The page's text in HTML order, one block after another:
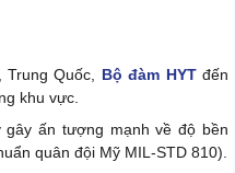
Quốc, Bộ đàm HYTđến
khu vực.
ấn tượng mạnh về độ bền
quân đội Mỹ MIL-STD 810).